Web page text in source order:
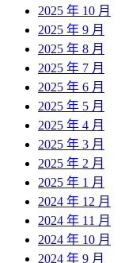
2025 年 10 月
2025 年 9 月
2025 年 8 月
2025 年 7 月
2025 年 6 月
2025 年 5 月
2025 年 4 月
2025 年 3 月
2025 年 2 月
2025 年 1 月
2024 年 12 月
2024 年 11 月
2024 年 10 月
2024 年 9 月